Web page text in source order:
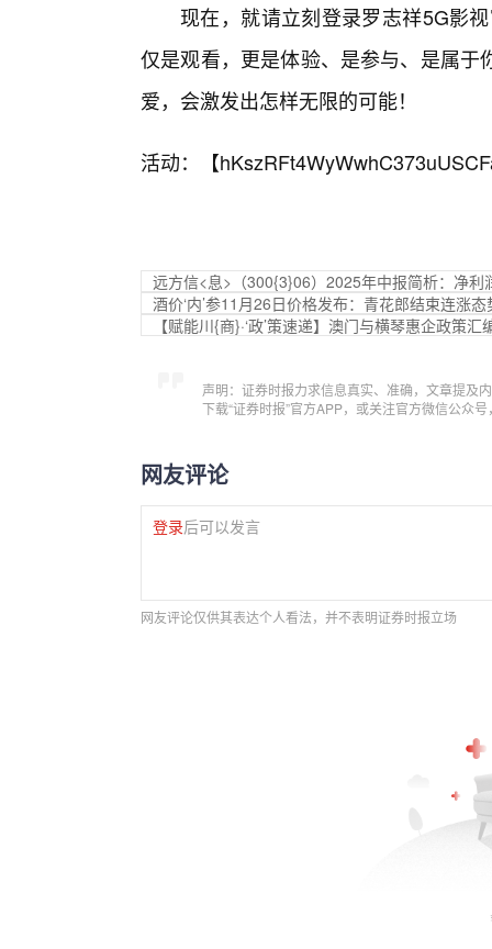
现在，就请立刻登录罗志祥5G影
仅是观看，更是体验、是参与、是属
爱，会激发出怎样无限的可能！
活动：【
远方信<息>（300{3}06）2025年中报简析：净利
酒价‘内’参11月26日价格发布：青花郎结束连涨
【赋能川{商}·‘政’策速递】澳门与横琴惠企政策汇
声明：证券时报力求信息真实、准确，文章提及
下载“证券时报”官方APP，或关注官方微信公众
网友评论
登录后可以发言
网友评论仅供其表达个人看法，并不表明证券时报立场